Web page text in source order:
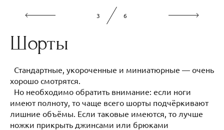
3 6
Шорты
Стандартные, укороченные и миниатюрные — очень
хорошо смотрятся.
Но необходимо обратить внимание: если ноги
имеют полноту, то чаще всего шорты подчёркивают
лишние объёмы. Если таковые имеются, то лучше
ножки прикрыть джинсами или брюками